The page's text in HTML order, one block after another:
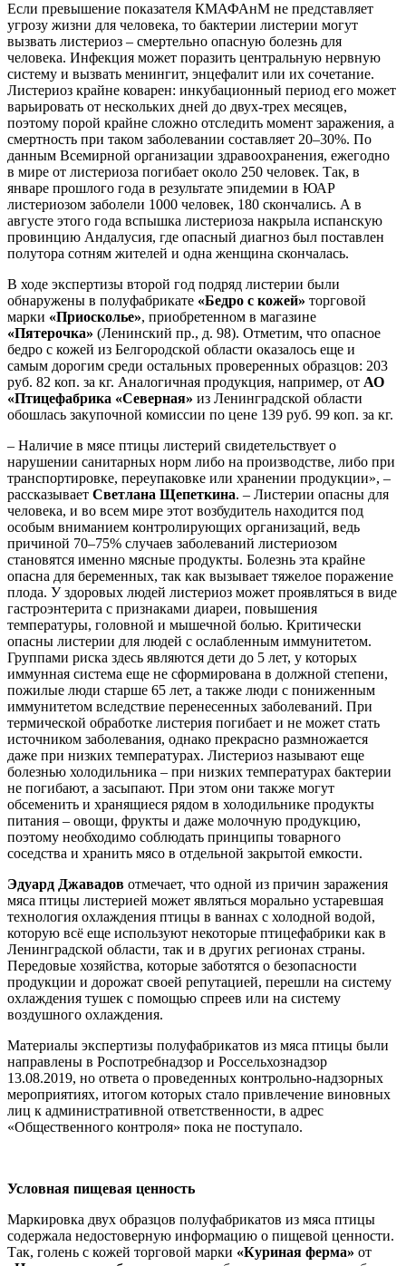
Если превышение показателя КМАФАнМ не представляет
угрозу жизни для человека, то бактерии листерии могут
вызвать листериоз – смертельно опасную болезнь для
человека. Инфекция может поразить центральную нервную
систему и вызвать менингит, энцефалит или их сочетание.
Листериоз крайне коварен: инкубационный период его может
варьировать от нескольких дней до двух-трех месяцев,
поэтому порой крайне сложно отследить момент заражения, а
смертность при таком заболевании составляет 20–30%. По
данным Всемирной организации здравоохранения, ежегодно
в мире от листериоза погибает около 250 человек. Так, в
январе прошлого года в результате эпидемии в ЮАР
листериозом заболели 1000 человек, 180 скончались. А в
августе этого года вспышка листериоза накрыла испанскую
провинцию Андалусия, где опасный диагноз был поставлен
полутора сотням жителей и одна женщина скончалась.
В ходе экспертизы второй год подряд листерии были
обнаружены в полуфабрикате «Бедро с кожей» торговой
марки «Приосколье», приобретенном в магазине
«Пятерочка» (Ленинский пр., д. 98). Отметим, что опасное
бедро с кожей из Белгородской области оказалось еще и
самым дорогим среди остальных проверенных образцов: 203
руб. 82 коп. за кг. Аналогичная продукция, например, от АО
«Птицефабрика «Северная» из Ленинградской области
обошлась закупочной комиссии по цене 139 руб. 99 коп. за кг.
– Наличие в мясе птицы листерий свидетельствует о
нарушении санитарных норм либо на производстве, либо при
транспортировке, переупаковке или хранении продукции», –
рассказывает Светлана Щепеткина. – Листерии опасны для
человека, и во всем мире этот возбудитель находится под
особым вниманием контролирующих организаций, ведь
причиной 70–75% случаев заболеваний листериозом
становятся именно мясные продукты. Болезнь эта крайне
опасна для беременных, так как вызывает тяжелое поражение
плода. У здоровых людей листериоз может проявляться в виде
гастроэнтерита с признаками диареи, повышения
температуры, головной и мышечной болью. Критически
опасны листерии для людей с ослабленным иммунитетом.
Группами риска здесь являются дети до 5 лет, у которых
иммунная система еще не сформирована в должной степени,
пожилые люди старше 65 лет, а также люди с пониженным
иммунитетом вследствие перенесенных заболеваний. При
термической обработке листерия погибает и не может стать
источником заболевания, однако прекрасно размножается
даже при низких температурах. Листериоз называют еще
болезнью холодильника – при низких температурах бактерии
не погибают, а засыпают. При этом они также могут
обсеменить и хранящиеся рядом в холодильнике продукты
питания – овощи, фрукты и даже молочную продукцию,
поэтому необходимо соблюдать принципы товарного
соседства и хранить мясо в отдельной закрытой емкости.
Эдуард Джавадов отмечает, что одной из причин заражения
мяса птицы листерией может являться морально устаревшая
технология охлаждения птицы в ваннах с холодной водой,
которую всё еще используют некоторые птицефабрики как в
Ленинградской области, так и в других регионах страны.
Передовые хозяйства, которые заботятся о безопасности
продукции и дорожат своей репутацией, перешли на систему
охлаждения тушек с помощью спреев или на систему
воздушного охлаждения.
Материалы экспертизы полуфабрикатов из мяса птицы были
направлены в Роспотребнадзор и Россельхознадзор
13.08.2019, но ответа о проведенных контрольно-надзорных
мероприятиях, итогом которых стало привлечение виновных
лиц к административной ответственности, в адрес
«Общественного контроля» пока не поступало.
Условная пищевая ценность
Маркировка двух образцов полуфабрикатов из мяса птицы
содержала недостоверную информацию о пищевой ценности.
Так, голень с кожей торговой марки «Куриная ферма» от